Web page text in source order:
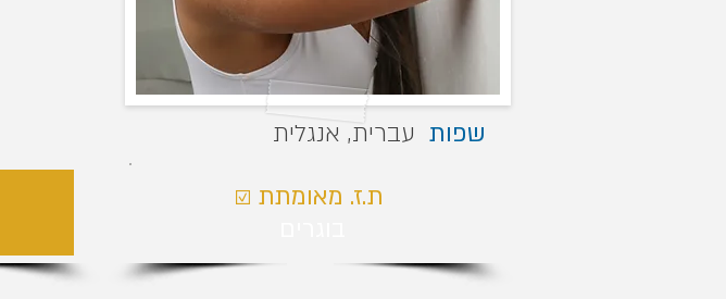
שפות עברית, אנגלית
☑ ת.ז. מאומתת